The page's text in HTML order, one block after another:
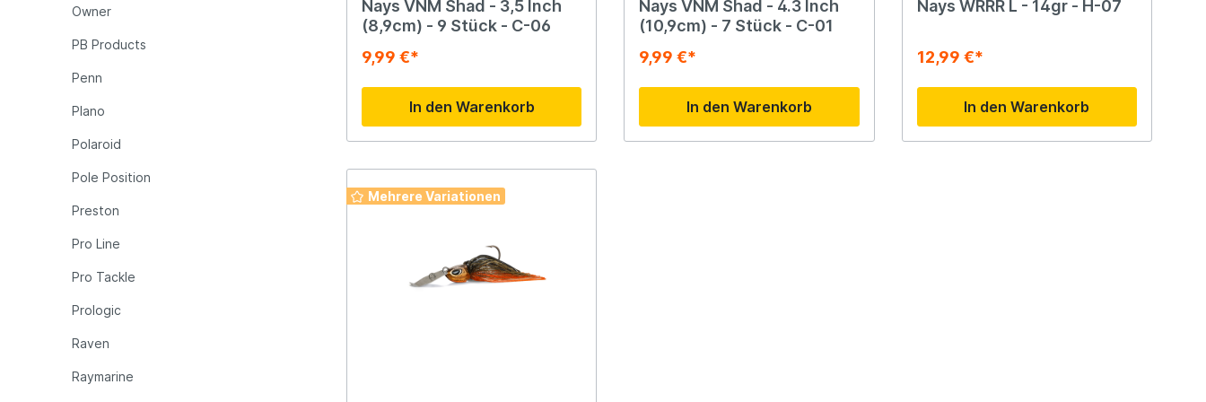
Owner
PB Products
Penn
Plano
Polaroid
Pole Position
Preston
Pro Line
Pro Tackle
Prologic
Raven
Raymarine
Nays VNM Shad - 3,5 Inch
(8,9cm) - 9 Stück - C-06
9,99 €*
In den Warenkorb
Nays VNM Shad - 4.3 Inch
(10,9cm) - 7 Stück - C-01
9,99 €*
In den Warenkorb
Nays WRRR L - 14gr - H-07
12,99 €*
In den Warenkorb
Mehrere Variationen